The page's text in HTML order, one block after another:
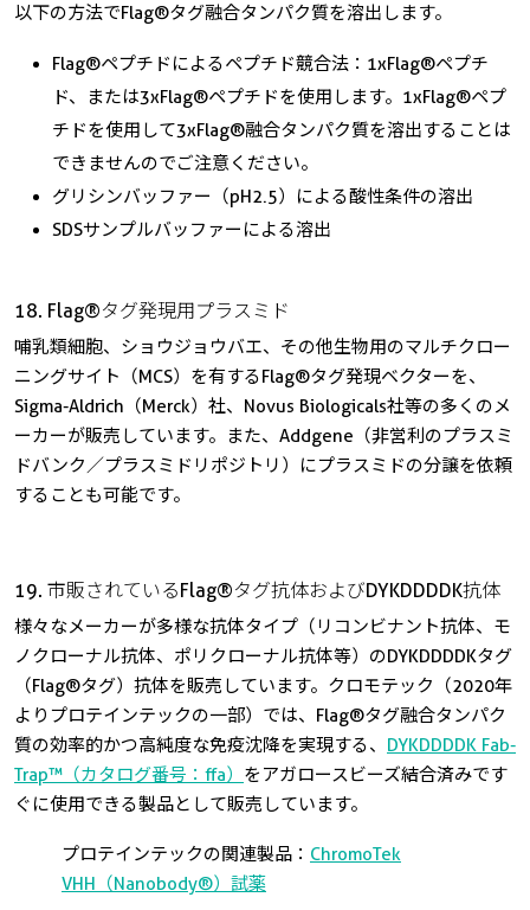
以下の方法でFlag®タグ融合タンパク質を溶出します。
Flag®ペプチドによるペプチド競合法：1xFlag®ペプチ
ド、または3xFlag®ペプチドを使用します。1xFlag®ペプ
チドを使用して3xFlag®融合タンパク質を溶出することは
できませんのでご注意ください。
グリシンバッファー（pH2.5）による酸性条件の溶出
SDSサンプルバッファーによる溶出
18. Flag®タグ発現用プラスミド
哺乳類細胞、ショウジョウバエ、その他生物用のマルチクロー
ニングサイト（MCS）を有するFlag®タグ発現ベクターを、
Sigma-Aldrich（Merck）社、Novus Biologicals社等の多くのメ
ーカーが販売しています。また、Addgene（非営利のプラスミ
ドバンク／プラスミドリポジトリ）にプラスミドの分譲を依頼
することも可能です。
19. 市販されているFlag®タグ抗体およびDYKDDDDK抗体
様々なメーカーが多様な抗体タイプ（リコンビナント抗体、モ
ノクローナル抗体、ポリクローナル抗体等）のDYKDDDDKタグ
（Flag®タグ）抗体を販売しています。クロモテック（2020年
よりプロテインテックの一部）では、Flag®タグ融合タンパク
質の効率的かつ高純度な免疫沈降を実現する、 DYKDDDDK Fab-
Trap™（カタログ番号：ffa） をアガロースビーズ結合済みです
ぐに使用できる製品として販売しています。
プロテインテックの関連製品： ChromoTek
VHH（Nanobody®）試薬